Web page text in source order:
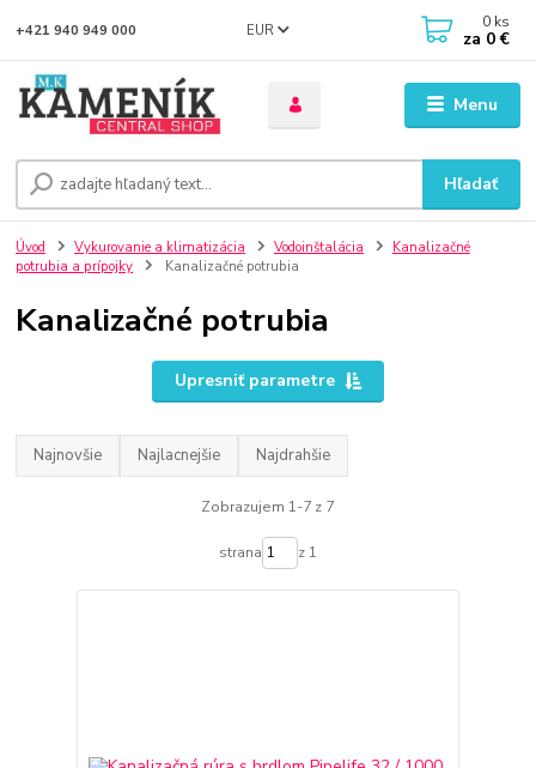
Menu
EUR
Hľadať
+421 940 949 000 0 ks
za 0 €
Úvod Vykurovanie a klimatizácia Vodoinštalácia
Kanalizačné
potrubia a prípojky
Kanalizačné potrubia
Kanalizačné potrubia
Upresniť parametre
Najnovšie Najlacnejšie Najdrahšie
Zobrazujem 1-7 z 7
strana z 1